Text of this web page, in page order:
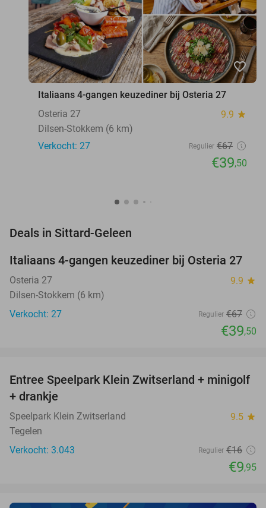
favorite_border
Italiaans 4-gangen keuzediner bij Osteria 27
Osteria 27
9.9 star
Dilsen-Stokkem (6 km)
Verkocht: 27
Regulier €67
€39,50
Deals in Sittard-Geleen
41%
TODAY
Italiaans 4-gangen keuzediner bij Osteria 27
Osteria 27 9.9 star
Dilsen-Stokkem (6 km)
Verkocht: 27
Regulier €67
€39,50
38%
Entree Speelpark Klein Zwitserland + minigolf
+ drankje
Speelpark Klein Zwitserland 9.5 star
Tegelen
Verkocht: 3.043
Regulier €16
€9,95